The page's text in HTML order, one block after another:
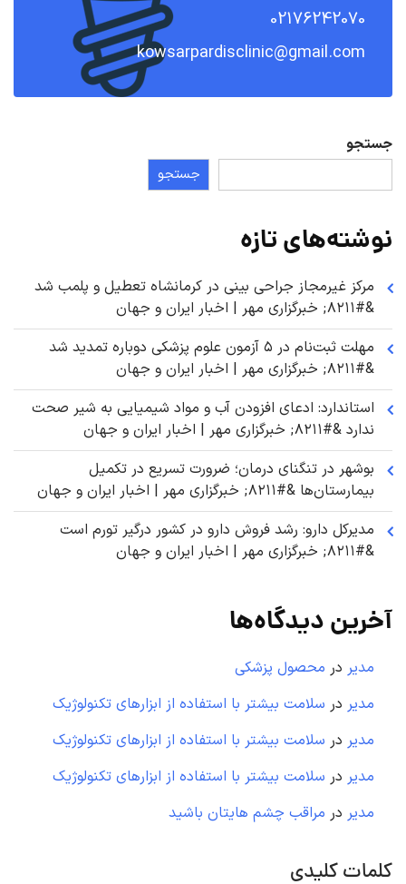
02176242070
kowsarpardisclinic@gmail.com
جستجو
جستجو
نوشته‌های تازه
مرکز غیرمجاز جراحی بینی در کرمانشاه تعطیل و پلمب شد
&#۸۲۱۱; خبرگزاری مهر | اخبار ایران و جهان
مهلت ثبت‌نام در ۵ آزمون علوم پزشکی دوباره تمدید شد
&#۸۲۱۱; خبرگزاری مهر | اخبار ایران و جهان
استاندارد: ادعای افزودن آب و مواد شیمیایی به شیر صحت
ندارد &#۸۲۱۱; خبرگزاری مهر | اخبار ایران و جهان
بوشهر در تنگنای درمان؛ ضرورت تسریع در تکمیل
بیمارستان‌ها &#۸۲۱۱; خبرگزاری مهر | اخبار ایران و جهان
مدیرکل دارو: رشد فروش دارو در کشور درگیر تورم است
&#۸۲۱۱; خبرگزاری مهر | اخبار ایران و جهان
آخرین دیدگاه‌ها
مدیر در محصول پزشکی
مدیر در سلامت بیشتر با استفاده از ابزارهای تکنولوژیک
مدیر در سلامت بیشتر با استفاده از ابزارهای تکنولوژیک
مدیر در سلامت بیشتر با استفاده از ابزارهای تکنولوژیک
مدیر در مراقب چشم هایتان باشید
کلمات کلیدی